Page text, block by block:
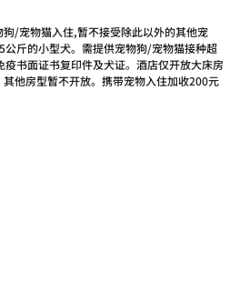
/宠物猫入住,暂不接受除此以外的其他宠
公斤的小型犬。需提供宠物狗/宠物猫接种超
书面证书复印件及犬证。酒店仅开放大床房
他房型暂不开放。携带宠物入住加收200元